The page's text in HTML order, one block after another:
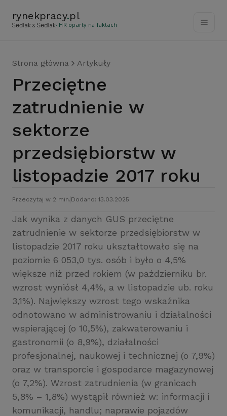
rynekpracy.pl
- HR oparty na faktach
Strona główna Artykuły
Przeciętne
zatrudnienie w
sektorze
przedsiębiorstw w
listopadzie 2017 roku
Przeczytaj w 2 min. Dodano: 13.03.2025
Jak wynika z danych GUS przeciętne
zatrudnienie w sektorze przedsiębiorstw w
listopadzie 2017 roku ukształtowało się na
poziomie 6 053,0 tys. osób i było o 4,5%
większe niż przed rokiem (w październiku br.
wzrost wyniósł 4,4%, a w listopadzie ub. roku
3,1%). Największy wzrost tego wskaźnika
odnotowano w administrowaniu i działalności
wspierającej (o 10,5%), zakwaterowaniu i
gastronomii (o 8,9%), działalności
profesjonalnej, naukowej i technicznej (o 7,9%)
oraz w transporcie i gospodarce magazynowej
(o 7,2%). Wzrost zatrudnienia (w granicach
5,8% – 1,8%) wystąpił również w: informacji i
komunikacji, handlu; naprawie pojazdów